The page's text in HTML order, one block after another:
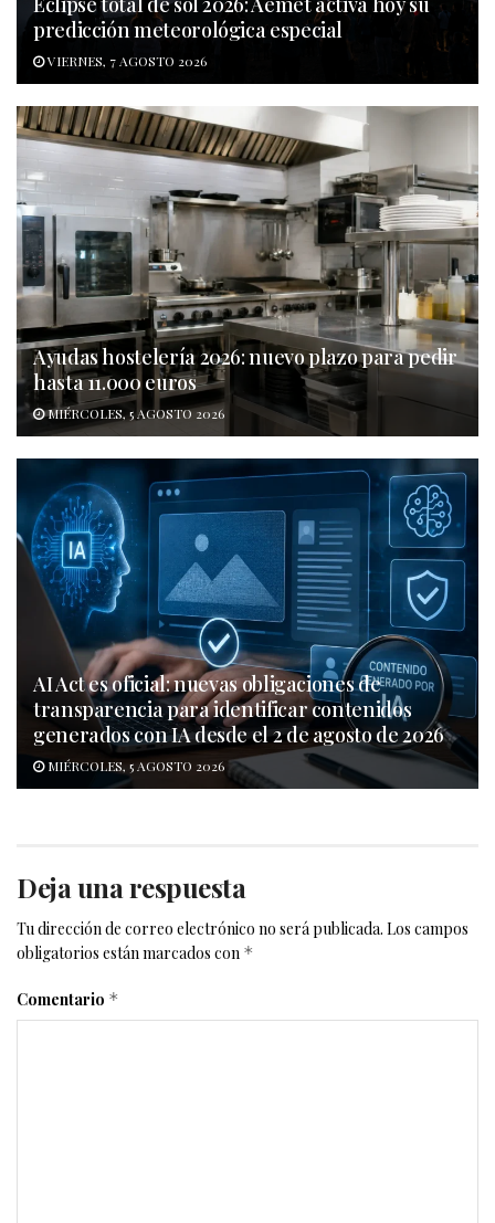
predicción meteorológica especial
VIERNES, 7 AGOSTO 2026
Ayudas hostelería 2026: nuevo plazo para pedir
hasta 11.000 euros
MIÉRCOLES, 5 AGOSTO 2026
AI Act es oficial: nuevas obligaciones de
transparencia para identificar contenidos
generados con IA desde el 2 de agosto de 2026
MIÉRCOLES, 5 AGOSTO 2026
Deja una respuesta
Tu dirección de correo electrónico no será publicada. Los campos
obligatorios están marcados con *
Comentario *